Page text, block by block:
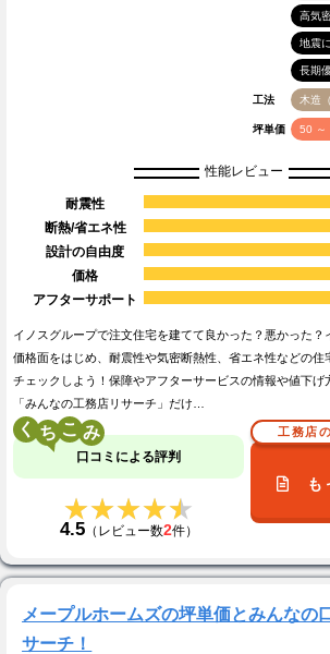
高気
地震
長期
工法 木造
坪単価 50 ～
性能レビュー
耐震性
断熱/省エネ性
設計の自由度
価格
アフターサポート
イノスグループで注文住宅を建てて良かった？悪かった？
価格面をはじめ、耐震性や気密断熱性、省エネ性などの住
チェックしよう！保障やアフターサービスの情報や値下げ
「みんなの工務店リサーチ」だけ…
く こ
口コミによる評判
★★★★★
★★★★★
4.5（レビュー数2件）
工務店
も
メープルホームズの坪単価とみんなの
サーチ！